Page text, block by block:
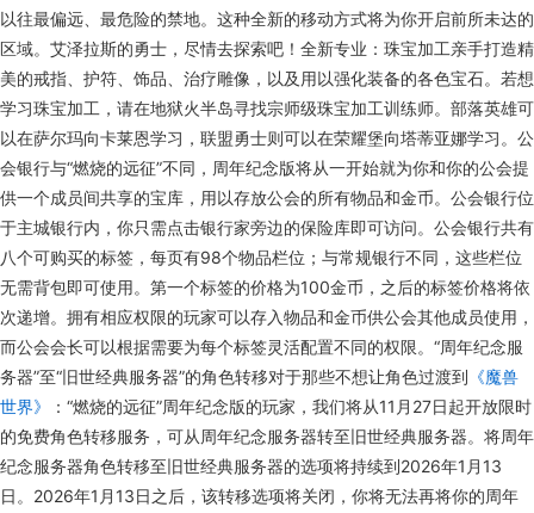
以往最偏远、最危险的禁地。这种全新的移动方式将为你开启前所未达的
区域。艾泽拉斯的勇士，尽情去探索吧！全新专业：珠宝加工亲手打造精
美的戒指、护符、饰品、治疗雕像，以及用以强化装备的各色宝石。若想
学习珠宝加工，请在地狱火半岛寻找宗师级珠宝加工训练师。部落英雄可
以在萨尔玛向卡莱恩学习，联盟勇士则可以在荣耀堡向塔蒂亚娜学习。公
会银行与“燃烧的远征”不同，周年纪念版将从一开始就为你和你的公会提
供一个成员间共享的宝库，用以存放公会的所有物品和金币。公会银行位
于主城银行内，你只需点击银行家旁边的保险库即可访问。公会银行共有
八个可购买的标签，每页有98个物品栏位；与常规银行不同，这些栏位
无需背包即可使用。第一个标签的价格为100金币，之后的标签价格将依
次递增。拥有相应权限的玩家可以存入物品和金币供公会其他成员使用，
而公会会长可以根据需要为每个标签灵活配置不同的权限。“周年纪念服
务器”至“旧世经典服务器”的角色转移对于那些不想让角色过渡到 《魔兽
世界》
：“燃烧的远征”周年纪念版的玩家，我们将从11月27日起开放限时
的免费角色转移服务，可从周年纪念服务器转至旧世经典服务器。将周年
纪念服务器角色转移至旧世经典服务器的选项将持续到2026年1月13
日。2026年1月13日之后，该转移选项将关闭，你将无法再将你的周年